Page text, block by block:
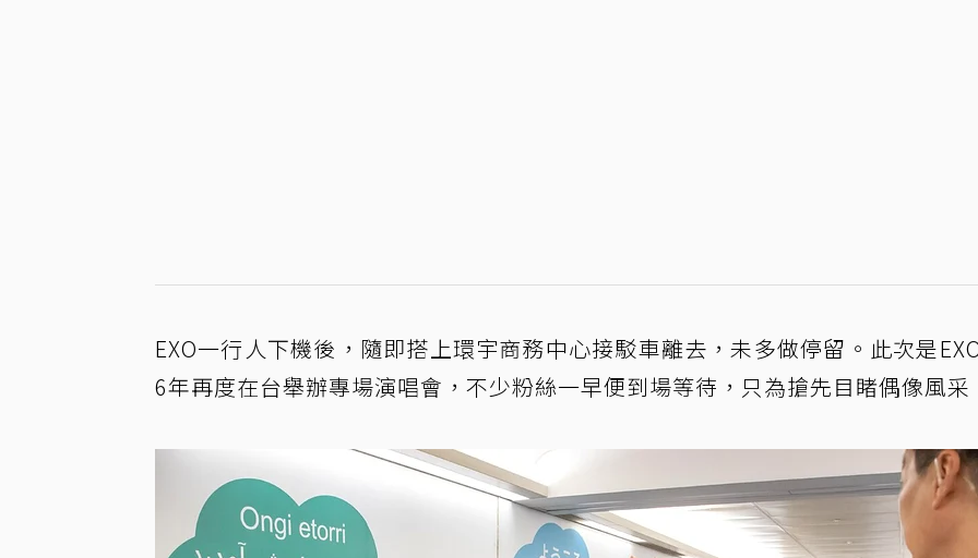
EXO一行人下機後，隨即搭上環宇商務中心接駁車離去，未多做停留。此次是
6年再度在台舉辦專場演唱會，不少粉絲一早便到場等待，只為搶先目睹偶像風采